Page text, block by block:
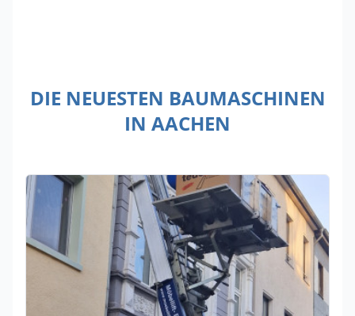
DIE NEUESTEN BAUMASCHINEN
IN AACHEN